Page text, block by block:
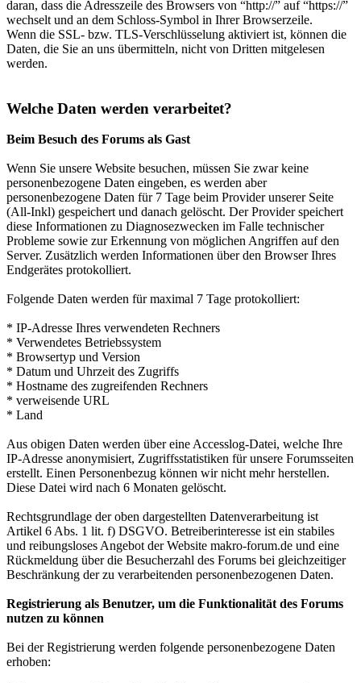
daran, dass die Adresszeile des Browsers von “http://” auf “https://”
wechselt und an dem Schloss-Symbol in Ihrer Browserzeile.
Wenn die SSL- bzw. TLS-Verschlüsselung aktiviert ist, können die
Daten, die Sie an uns übermitteln, nicht von Dritten mitgelesen
werden.
Welche Daten werden verarbeitet?
Beim Besuch des Forums als Gast
Wenn Sie unsere Website besuchen, müssen Sie zwar keine
personenbezogene Daten eingeben, es werden aber
personenbezogene Daten für 7 Tage beim Provider unserer Seite
(All-Inkl) gespeichert und danach gelöscht. Der Provider speichert
diese Informationen zu Diagnosezwecken im Falle technischer
Probleme sowie zur Erkennung von möglichen Angriffen auf den
Server. Zusätzlich werden Informationen über den Browser Ihres
Endgerätes protokolliert.
Folgende Daten werden für maximal 7 Tage protokolliert:
* IP-Adresse Ihres verwendeten Rechners
* Verwendetes Betriebssystem
* Browsertyp und Version
* Datum und Uhrzeit des Zugriffs
* Hostname des zugreifenden Rechners
* verweisende URL
* Land
Aus obigen Daten werden über eine Accesslog-Datei, welche Ihre
IP-Adresse anonymisiert, Zugriffsstatistiken für unsere Forumsseiten
erstellt. Einen Personenbezug können wir nicht mehr herstellen.
Diese Datei wird nach 6 Monaten gelöscht.
Rechtsgrundlage der oben dargestellten Datenverarbeitung ist
Artikel 6 Abs. 1 lit. f) DSGVO. Betreiberinteresse ist ein stabiles
und reibungsloses Angebot der Website makro-forum.de und eine
Rückmeldung über die Besucherzahl des Forums bei gleichzeitiger
Beschränkung der zu verarbeitenden personenbezogenen Daten.
Registrierung als Benutzer, um die Funktionalität des Forums
nutzen zu können
Bei der Registrierung werden folgende personenbezogene Daten
erhoben: